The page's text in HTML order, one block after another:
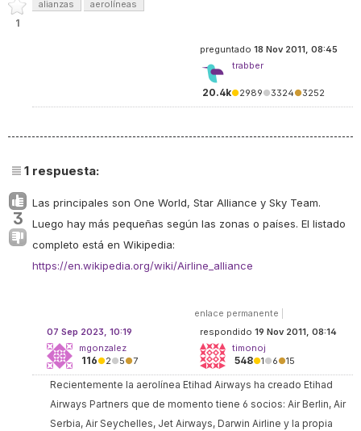
1
alianzas aerolíneas
preguntado 18 Nov 2011, 08:45
trabber
20.4k●2989●3324●3252
1 respuesta:
3
Las principales son One World, Star Alliance y Sky Team.
Luego hay más pequeñas según las zonas o países. El listado
completo está en Wikipedia:
https://en.wikipedia.org/wiki/Airline_alliance
enlace permanente
respondido 19 Nov 2011, 08:14
timonoj
548●1●6●15
07 Sep 2023, 10:19
mgonzalez
116●2●5●7
Recientemente la aerolínea Etihad Airways ha creado Etihad
Airways Partners que de momento tiene 6 socios: Air Berlin, Air
Serbia, Air Seychelles, Jet Airways, Darwin Airline y la propia